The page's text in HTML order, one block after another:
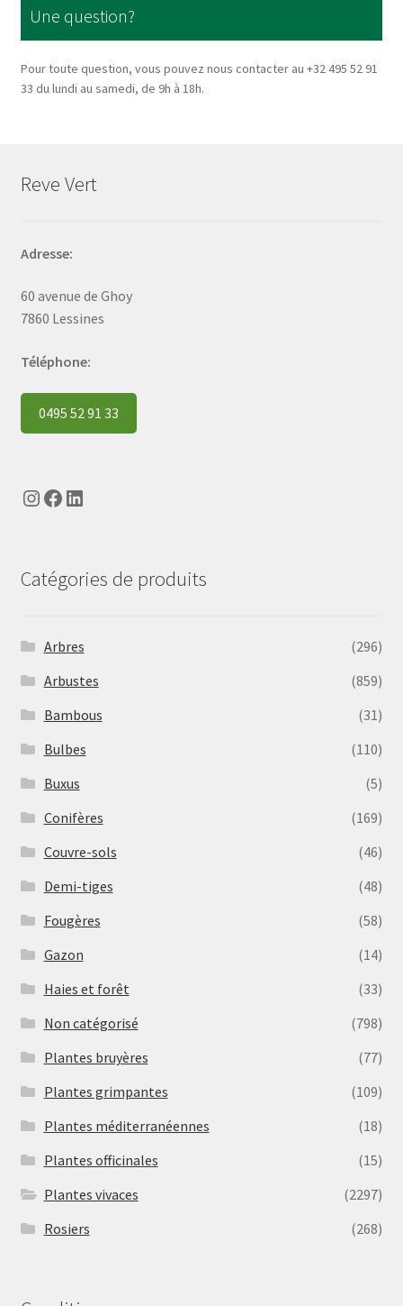
Une question?
Pour toute question, vous pouvez nous contacter au +32 495 52 91
33 du lundi au samedi, de 9h à 18h.
Reve Vert
Adresse:
60 avenue de Ghoy
7860 Lessines
Téléphone:
0495 52 91 33
Instagram
Facebook
LinkedIn
Catégories de produits
Arbres
(296)
Arbustes
(859)
Bambous
(31)
Bulbes
(110)
Buxus
(5)
Conifères
(169)
Couvre-sols
(46)
Demi-tiges
(48)
Fougères
(58)
Gazon
(14)
Haies et forêt
(33)
Non catégorisé
(798)
Plantes bruyères
(77)
Plantes grimpantes
(109)
Plantes méditerranéennes
(18)
Plantes officinales
(15)
Plantes vivaces
(2297)
Rosiers
(268)